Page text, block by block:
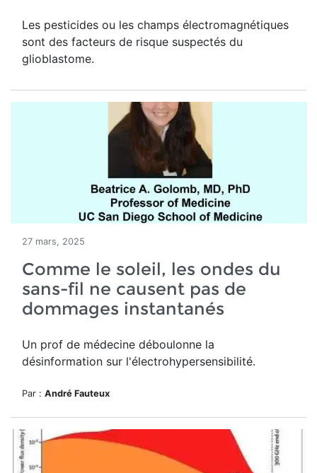
Les pesticides ou les champs électromagnétiques
sont des facteurs de risque suspectés du
glioblastome.
27 mars, 2025
Comme le soleil, les ondes du
sans-fil ne causent pas de
dommages instantanés
Un prof de médecine déboulonne la
désinformation sur l'électrohypersensibilité.
Par : André Fauteux